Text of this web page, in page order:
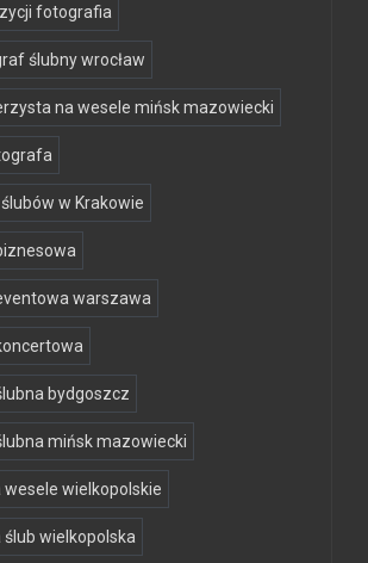
fotografia
ślubny wrocław
na wesele mińsk mazowiecki
w Krakowie
warszawa
bydgoszcz
mińsk mazowiecki
wielkopolskie
wielkopolska